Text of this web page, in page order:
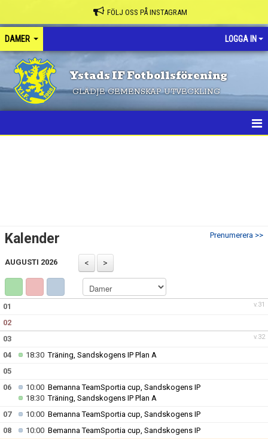
FÖLJ OSS PÅ INSTAGRAM
DAMER LOGGA IN
Ystads IF Fotbollsförening
GLÄDJE GEMENSKAP UTVECKLING
BILDGALLERI
DOKUMENT
KONTAKT
Prenumerera >>
Kalender
AUGUSTI 2026
v.31
01
02
v.32
03
04
18:30Träning, Sandskogens IP Plan A
05
06
10:00 Bemanna TeamSportia cup, Sandskogens IP
18:30Träning, Sandskogens IP Plan A
07
10:00 Bemanna TeamSportia cup, Sandskogens IP
08
10:00 Bemanna TeamSportia cup, Sandskogens IP